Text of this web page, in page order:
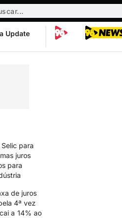
Update
para
juros
para
de juros
4ª vez
a 14% ao